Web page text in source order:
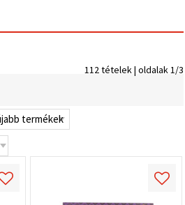
112 tételek | oldalak 1/3